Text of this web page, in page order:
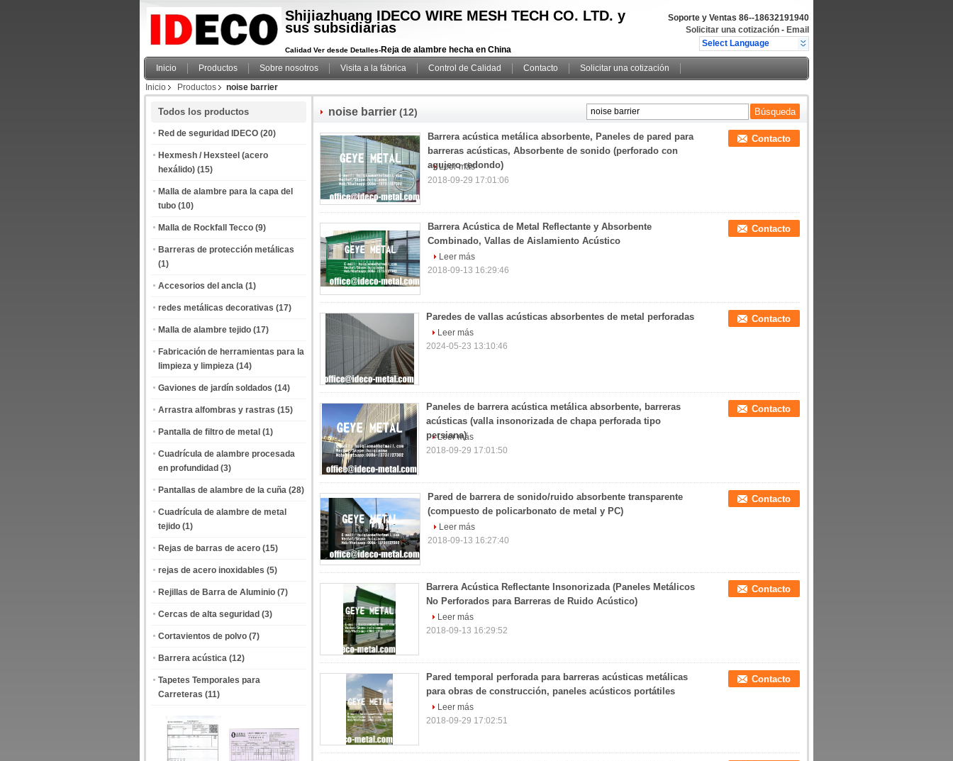
Shijiazhuang IDECO WIRE MESH TECH CO. LTD. y
sus subsidiarias
Calidad Ver desde Detalles-Reja de alambre hecha en China
Soporte y Ventas 86--18632191940
Solicitar una cotización - Email
Select Language
Inicio Productos Sobre nosotros Visita a la fábrica Control de Calidad Contacto
Solicitar una cotización
Inicio
Productos noise barrier
Todos los productos
Red de seguridad IDECO (20)
Hexmesh / Hexsteel (acero
hexálido) (15)
Malla de alambre para la capa del
tubo (10)
Malla de Rockfall Tecco (9)
Barreras de protección metálicas
(1)
Accesorios del ancla (1)
redes metálicas decorativas (17)
Malla de alambre tejido (17)
Fabricación de herramientas para la
limpieza y limpieza (14)
Gaviones de jardín soldados (14)
Arrastra alfombras y rastras (15)
Pantalla de filtro de metal (1)
Cuadrícula de alambre procesada
en profundidad (3)
Pantallas de alambre de la cuña (28)
Cuadrícula de alambre de metal
tejido (1)
Rejas de barras de acero (15)
rejas de acero inoxidables (5)
Rejillas de Barra de Aluminio (7)
Cercas de alta seguridad (3)
Cortavientos de polvo (7)
Barrera acústica (12)
Tapetes Temporales para
Carreteras (11)
noise barrier (12)
Barrera acústica metálica absorbente, Paneles de pared para
barreras acústicas, Absorbente de sonido (perforado con
agujero redondo)
Contacto
Leer más
2018-09-29 17:01:06
Barrera Acústica de Metal Reflectante y Absorbente
Combinado, Vallas de Aislamiento Acústico
Contacto
Leer más
2018-09-13 16:29:46
Paredes de vallas acústicas absorbentes de metal perforadas Contacto
Leer más
2024-05-23 13:10:46
Paneles de barrera acústica metálica absorbente, barreras
acústicas (valla insonorizada de chapa perforada tipo
persiana)
Contacto
Leer más
2018-09-29 17:01:50
Pared de barrera de sonido/ruido absorbente transparente
(compuesto de policarbonato de metal y PC)
Contacto
Leer más
2018-09-13 16:27:40
Barrera Acústica Reflectante Insonorizada (Paneles Metálicos
No Perforados para Barreras de Ruido Acústico)
Contacto
Leer más
2018-09-13 16:29:52
Pared temporal perforada para barreras acústicas metálicas
para obras de construcción, paneles acústicos portátiles
Contacto
Leer más
2018-09-29 17:02:51